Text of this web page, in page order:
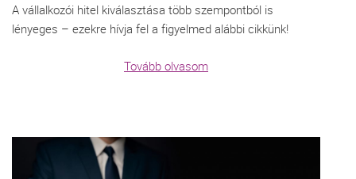
A vállalkozói hitel kiválasztása több szempontból is
lényeges – ezekre hívja fel a figyelmed alábbi cikkünk!
Tovább olvasom